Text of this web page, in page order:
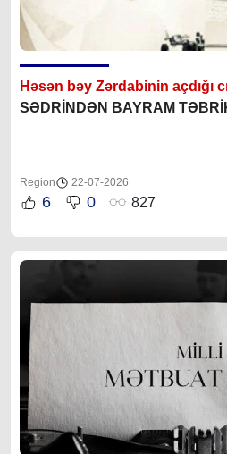
Həsən bəy Zərdabinin açdığı
SƏDRİNDƏN BAYRAM
Region 22-07-2026
6 0 827